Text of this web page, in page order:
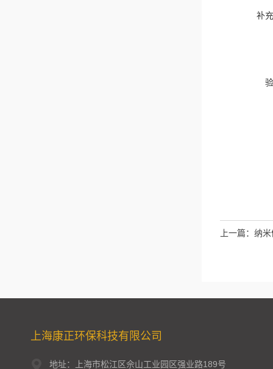
补
上一篇： 纳米
上海康正环保科技有限公司
地址：上海市松江区佘山工业园区强业路189号